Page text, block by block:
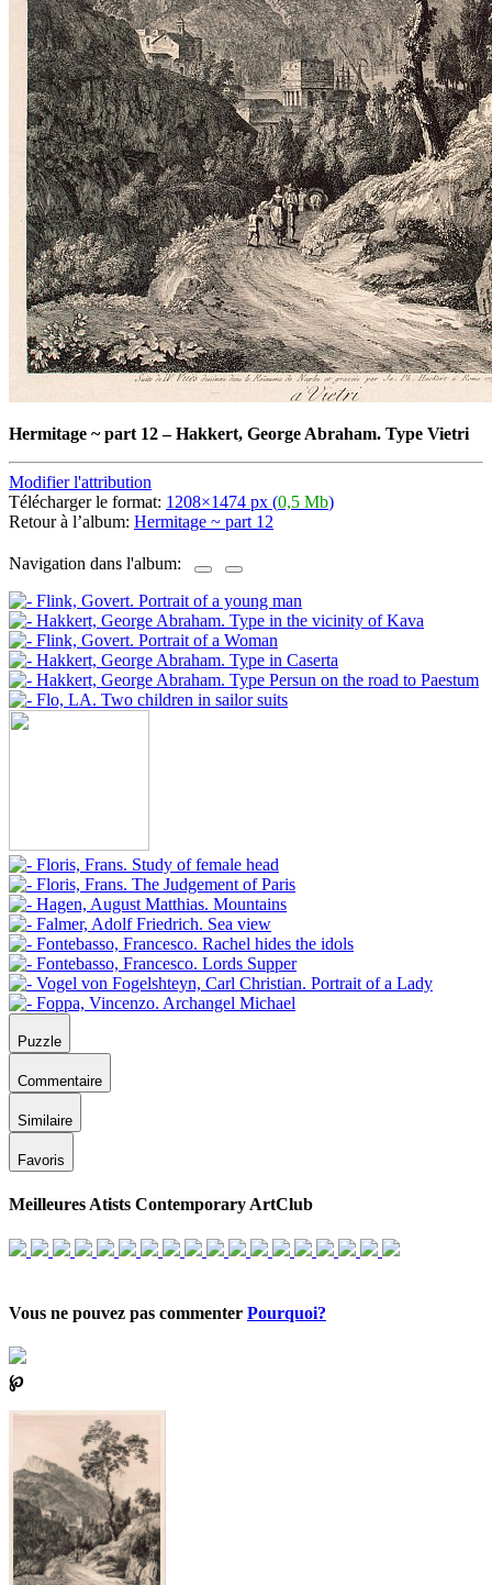
Hermitage ~ part 12–Hakkert, George Abraham. Type Vietri
Modifier l'attribution
Télécharger le format: 1208×1474 px (0,5 Mb)
Retour à l’album: Hermitage ~ part 12
Navigation dans l'album:
Puzzle
Commentaire
Similaire
Favoris
Meilleures Atists Contemporary ArtClub
Vous ne pouvez pas commenter Pourquoi?
℘